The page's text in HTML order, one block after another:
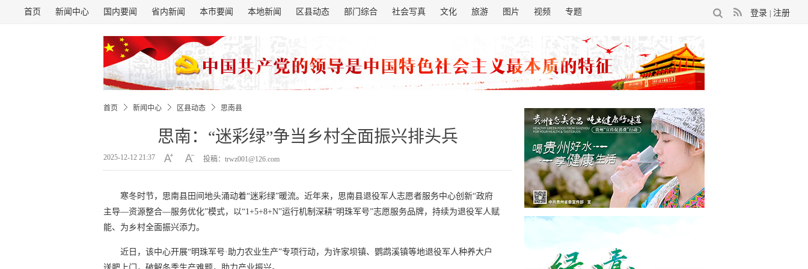
登录 注册
首页 新闻中心 国内要闻 省内新闻 本市要闻 本地新闻 区县动态 部门综合 社会写真 文化 旅游 图片 视频 专题
首页 新闻中心 区县动态 思南县
思南：“迷彩绿”争当乡村全面振兴排头兵
2025-12-12 21:37 投稿：trwz001@126.com
寒冬时节，思南县田间地头涌动着“迷彩绿”暖流。近年来，思南县退役军人志愿者服务中心创新“政府
主导—资源整合—服务优化”模式，以“1+5+8+N”运行机制深耕“明珠军号”志愿服务品牌，持续为退役军人赋
能、为乡村全面振兴添力。
近日，该中心开展“明珠军号·助力农业生产”专项行动，为许家坝镇、鹦鹉溪镇等地退役军人种养大户